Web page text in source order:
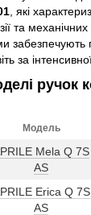
, які
та
забезпечують
за
ручок
Модель
Mela Q 7S
AS
Erica Q 7S
AS